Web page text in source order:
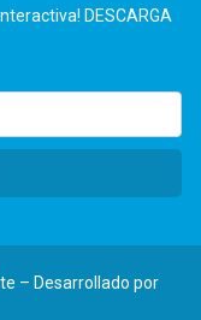
DESCARGA
– Desarrollado por